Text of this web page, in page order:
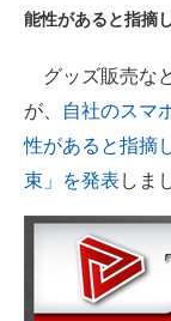
メディア
ITの今と未来を見
スマホと通信の
好きが集まる
ビジネスと働き
能性があると指摘
グッズ販売な
が、
自社のスマ
性があると指摘
束」を発表 しま